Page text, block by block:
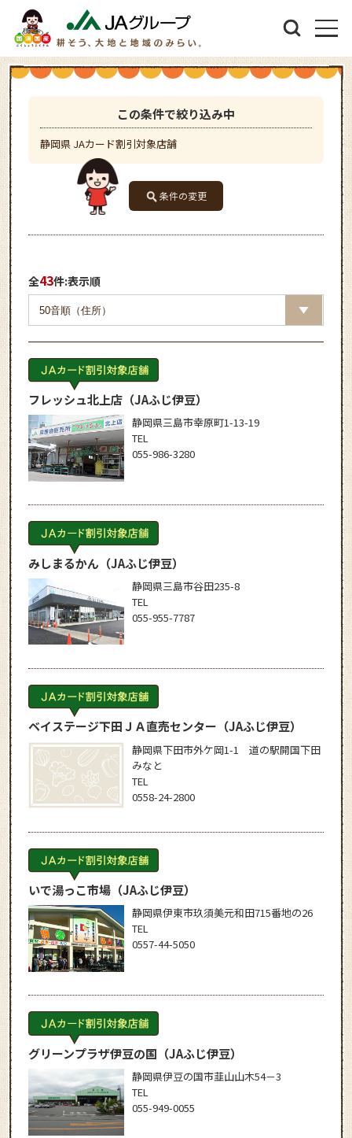
この条件で絞り込み中
静岡県 JAカード割引対象店舗
条件の変更
全43件:表示順
フレッシュ北上店（JAふじ伊豆）
静岡県三島市幸原町1-13-19
TEL
055-986-3280
みしまるかん （JAふじ伊豆）
静岡県三島市谷田235-8
TEL
055-955-7787
ベイステージ下田ＪＡ直売センター （JAふじ伊豆）
静岡県下田市外ケ岡1-1 道の駅開国下田
みなと
TEL
0558-24-2800
いで湯っこ市場（JAふじ伊豆）
静岡県伊東市玖須美元和田715番地の26
TEL
0557-44-5050
グリーンプラザ伊豆の国 （JAふじ伊豆）
静岡県伊豆の国市韮山山木54－3
TEL
055-949-0055